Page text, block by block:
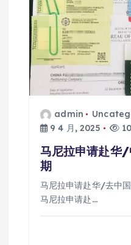
admin
9 4 月, 2025
马尼拉申请赴华/
期
马尼拉申请赴华/去中
马尼拉申请赴…